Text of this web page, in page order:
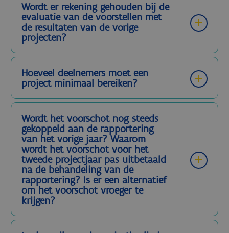
Wordt er rekening gehouden bij de
evaluatie van de voorstellen met
de resultaten van de vorige
projecten?
Hoeveel deelnemers moet een
project minimaal bereiken?
Wordt het voorschot nog steeds
gekoppeld aan de rapportering
van het vorige jaar? Waarom
wordt het voorschot voor het
tweede projectjaar pas uitbetaald
na de behandeling van de
rapportering? Is er een alternatief
om het voorschot vroeger te
krijgen?